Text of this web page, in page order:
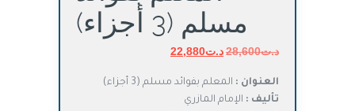
مسلم (3 أجزاء)
د.ت28,600 السعر
هو:
د.ت28,600.
د.ت22,880السعر
هو:
العنوان : المعلم بفوائد مسلم (3 أجزاء)
تأليف : الإمام المازري